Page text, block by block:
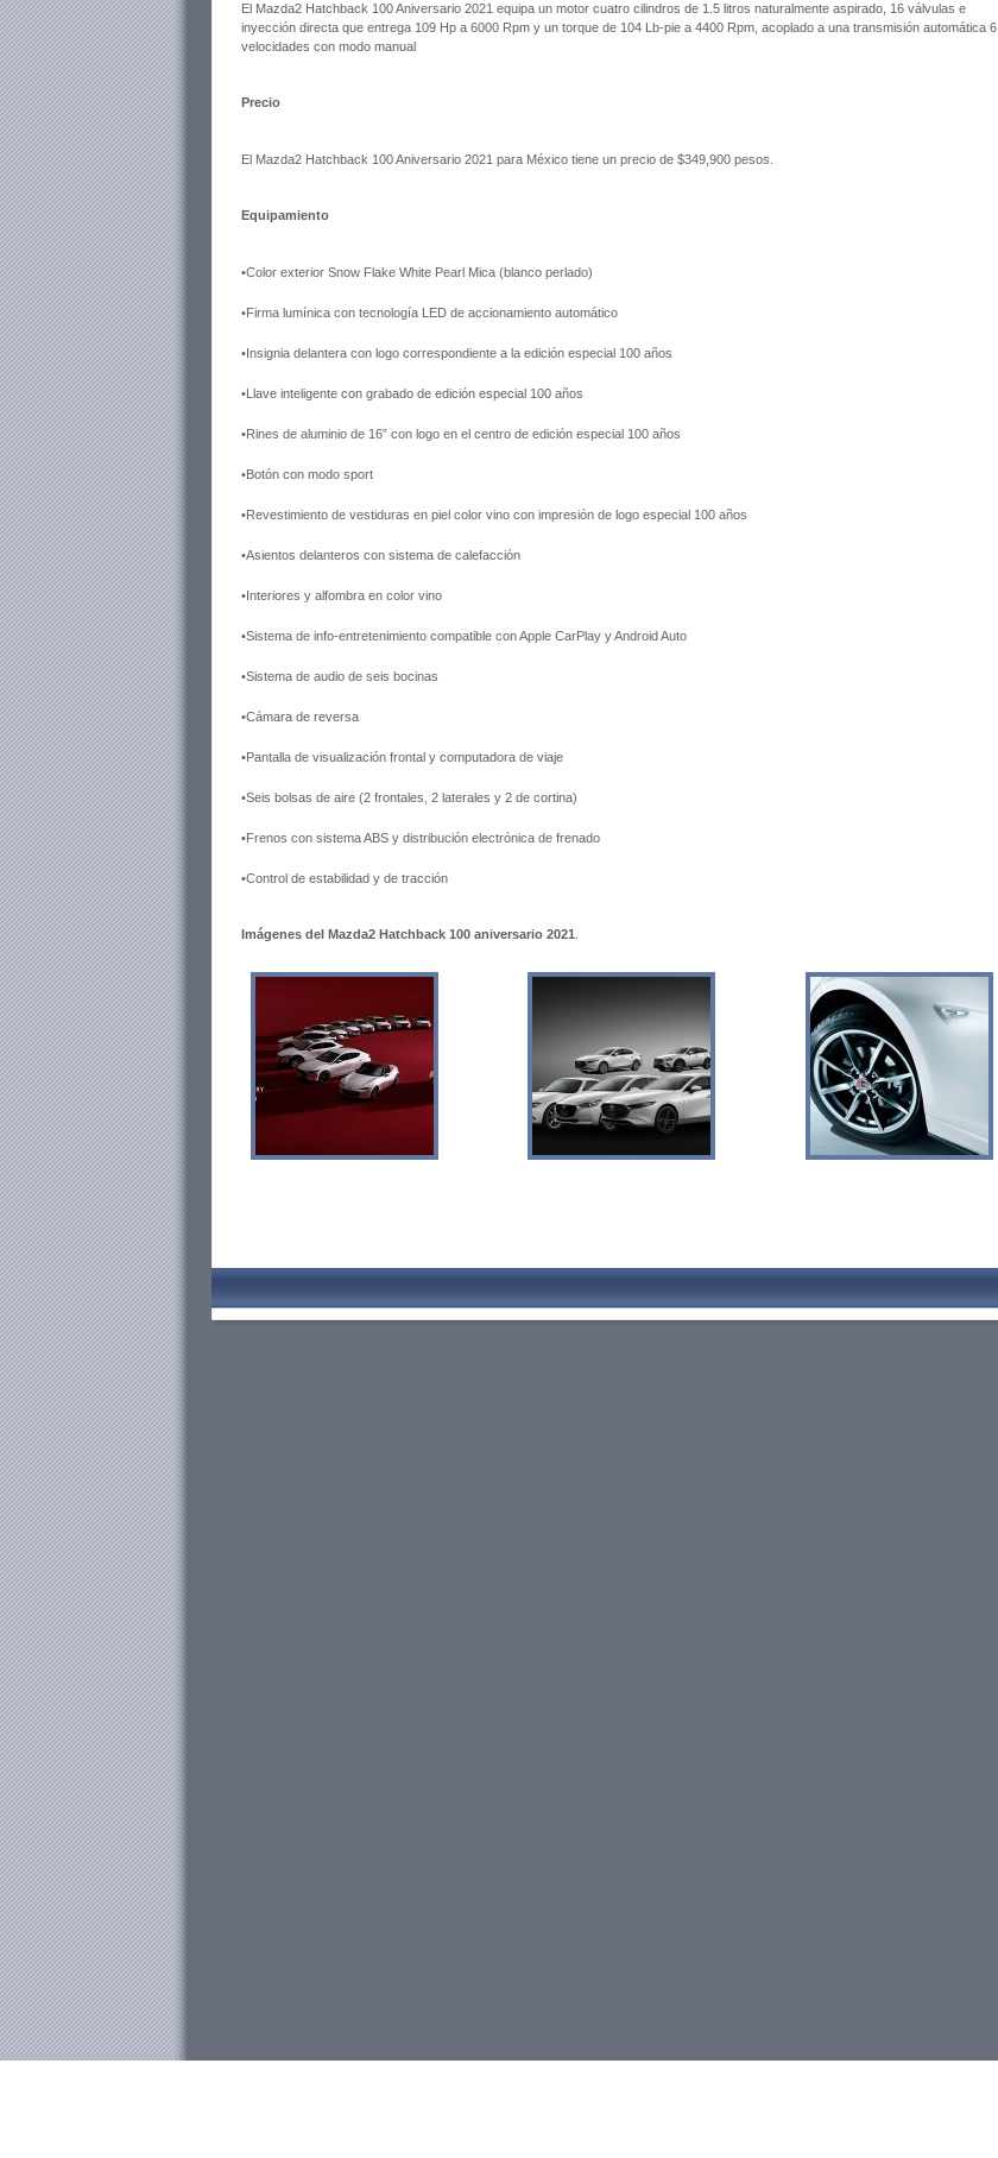
El Mazda2 Hatchback 100 Aniversario 2021 equipa un motor cuatro cilindros de 1.5 litros naturalmente aspirado, 16 válvulas e
inyección directa que entrega 109 Hp a 6000 Rpm y un torque de 104 Lb-pie a 4400 Rpm, acoplado a una transmisión automática 6
velocidades con modo manual
Precio
El Mazda2 Hatchback 100 Aniversario 2021 para México tiene un precio de $349,900 pesos.
Equipamiento
•Color exterior Snow Flake White Pearl Mica (blanco perlado)
•Firma lumínica con tecnología LED de accionamiento automático
•Insignia delantera con logo correspondiente a la edición especial 100 años
•Llave inteligente con grabado de edición especial 100 años
•Rines de aluminio de 16” con logo en el centro de edición especial 100 años
•Botón con modo sport
•Revestimiento de vestiduras en piel color vino con impresión de logo especial 100 años
•Asientos delanteros con sistema de calefacción
•Interiores y alfombra en color vino
•Sistema de info-entretenimiento compatible con Apple CarPlay y Android Auto
•Sistema de audio de seis bocinas
•Cámara de reversa
•Pantalla de visualización frontal y computadora de viaje
•Seis bolsas de aire (2 frontales, 2 laterales y 2 de cortina)
•Frenos con sistema ABS y distribución electrónica de frenado
•Control de estabilidad y de tracción
Imágenes del Mazda2 Hatchback 100 aniversario 2021